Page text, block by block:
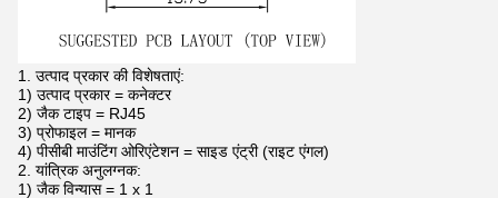
1. उत्पाद प्रकार की विशेषताएं:
1) उत्पाद प्रकार = कनेक्टर
2) जैक टाइप = RJ45
3) प्रोफाइल = मानक
4) पीसीबी माउंटिंग ओरिएंटेशन = साइड एंट्री (राइट एंगल)
2. यांत्रिक अनुलग्नक:
1) जैक विन्यास = 1 x 1